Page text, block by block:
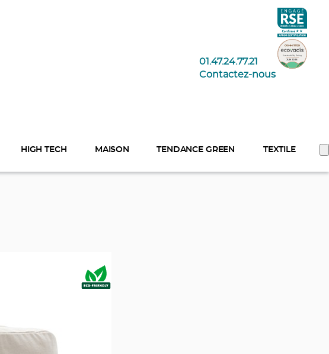
01.47.24.77.21
Contactez-nous
HIGH TECH MAISON TENDANCE GREEN TEXTILE